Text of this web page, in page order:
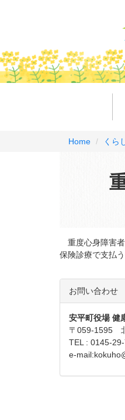
Home くら
重度心身障害者
保険診療で支払
お問い合わせ
安平町役場 健
〒059-1595
TEL : 0145-
e-mail: